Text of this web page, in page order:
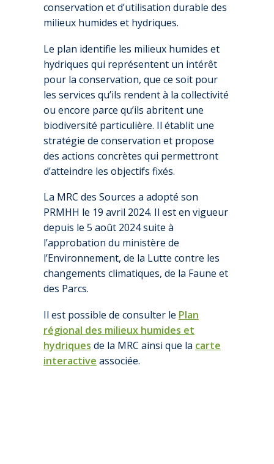
conservation et d’utilisation durable des
milieux humides et hydriques.
Le plan identifie les milieux humides et
hydriques qui représentent un intérêt
pour la conservation, que ce soit pour
les services qu’ils rendent à la collectivité
ou encore parce qu’ils abritent une
biodiversité particulière. Il établit une
stratégie de conservation et propose
des actions concrètes qui permettront
d’atteindre les objectifs fixés.
La MRC des Sources a adopté son
PRMHH le 19 avril 2024. Il est en vigueur
depuis le 5 août 2024 suite à
l’approbation du ministère de
l’Environnement, de la Lutte contre les
changements climatiques, de la Faune et
des Parcs.
Il est possible de consulter le Plan
régional des milieux humides et
hydriques de la MRC ainsi que la carte
interactive associée.